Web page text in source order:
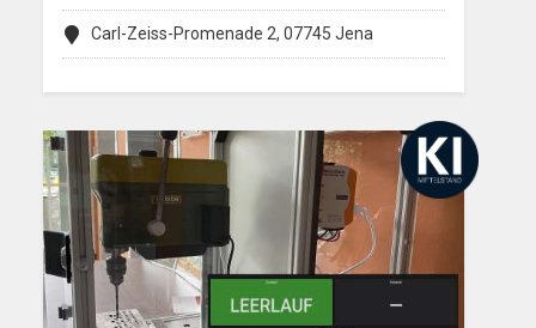
Carl-Zeiss-Promenade 2, 07745 Jena